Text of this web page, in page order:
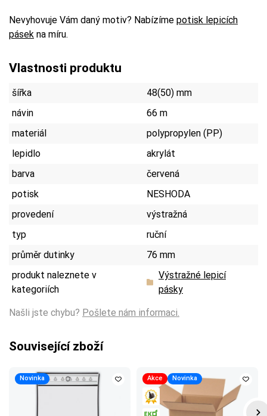
Nevyhovuje Vám daný motiv? Nabízíme potisk lepicích
pásek na míru.
Vlastnosti produktu
šířka
48(50) mm
návin
66 m
materiál
polypropylen (PP)
lepidlo
akrylát
barva
červená
potisk
NESHODA
provedení
výstražná
typ
ruční
průměr dutinky
76 mm
produkt naleznete v
kategoriích
Výstražné lepicí
pásky
Našli jste chybu? Pošlete nám informaci.
Související zboží
Novinka Akce Novinka